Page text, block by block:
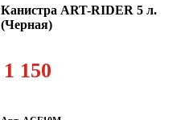
Канистра ART-RIDER 5 л.
(Черная)
1 150